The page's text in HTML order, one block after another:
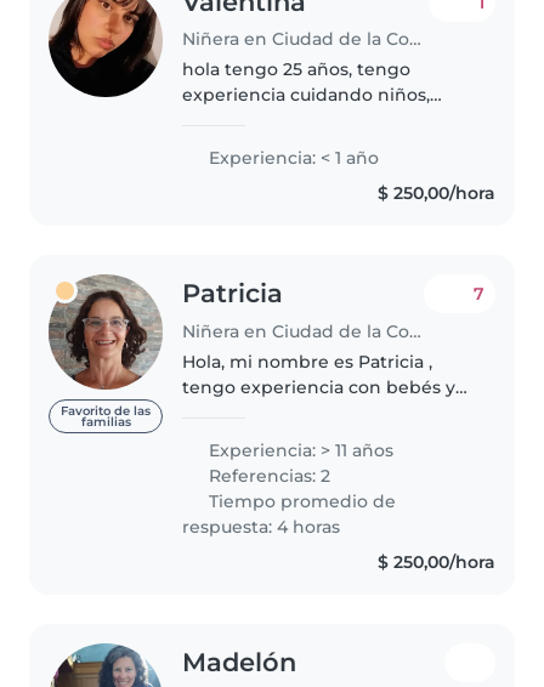
Niñera en Ciudad de la Costa
hola tengo 25 años, tengo
experiencia cuidando niños,
por lo que generalmente se me
da muy bien el cuidado y
protección. Cuento con muy
Experiencia: < 1 año
$ 250,00/hora
Favorito de las
familias
Patricia
Niñera en Ciudad de la Costa
7
Hola, mi nombre es Patricia ,
tengo experiencia con bebés y
familia ) y hace más de diez años
que trabajo con niños de nivel
inicial, los últimos años trabajé..
Experiencia: > 11 años
Referencias: 2
Tiempo promedio de
respuesta: 4 horas
$ 250,00/hora
Madelón